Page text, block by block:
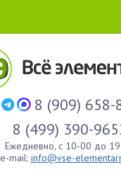
8 (909) 658-
8 (499) 390-
Ежедневно, с 10-00 до
e-mail: info@vse-